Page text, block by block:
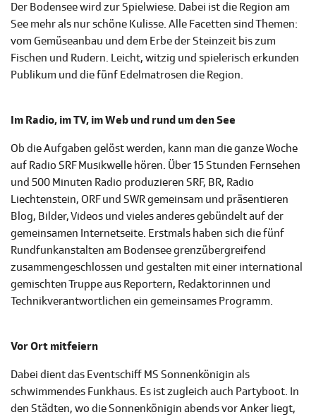
Der Bodensee wird zur Spielwiese. Dabei ist die Region am
See mehr als nur schöne Kulisse. Alle Facetten sind Themen:
vom Gemüseanbau und dem Erbe der Steinzeit bis zum
Fischen und Rudern. Leicht, witzig und spielerisch erkunden
Publikum und die fünf Edelmatrosen die Region.
Im Radio, im TV, im Web und rund um den See
Ob die Aufgaben gelöst werden, kann man die ganze Woche
auf Radio SRF Musikwelle hören. Über 15 Stunden Fernsehen
und 500 Minuten Radio produzieren SRF, BR, Radio
Liechtenstein, ORF und SWR gemeinsam und präsentieren
Blog, Bilder, Videos und vieles anderes gebündelt auf der
gemeinsamen Internetseite. Erstmals haben sich die fünf
Rundfunkanstalten am Bodensee grenzübergreifend
zusammengeschlossen und gestalten mit einer international
gemischten Truppe aus Reportern, Redaktorinnen und
Technikverantwortlichen ein gemeinsames Programm.
Vor Ort mitfeiern
Dabei dient das Eventschiff MS Sonnenkönigin als
schwimmendes Funkhaus. Es ist zugleich auch Partyboot. In
den Städten, wo die Sonnenkönigin abends vor Anker liegt,